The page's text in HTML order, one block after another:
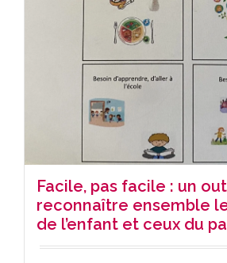
Facile, pas facile : un
reconnaître ensemble
de l’enfant et ceux du